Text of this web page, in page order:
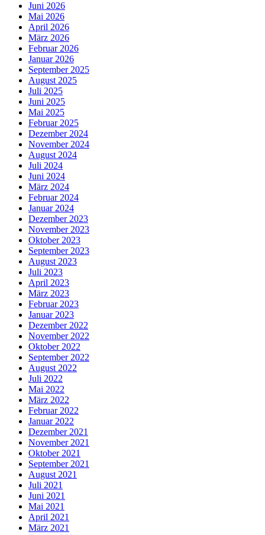
Juni 2026
Mai 2026
April 2026
März 2026
Februar 2026
Januar 2026
September 2025
August 2025
Juli 2025
Juni 2025
Mai 2025
Februar 2025
Dezember 2024
November 2024
August 2024
Juli 2024
Juni 2024
März 2024
Februar 2024
Januar 2024
Dezember 2023
November 2023
Oktober 2023
September 2023
August 2023
Juli 2023
April 2023
März 2023
Februar 2023
Januar 2023
Dezember 2022
November 2022
Oktober 2022
September 2022
August 2022
Juli 2022
Mai 2022
März 2022
Februar 2022
Januar 2022
Dezember 2021
November 2021
Oktober 2021
September 2021
August 2021
Juli 2021
Juni 2021
Mai 2021
April 2021
März 2021